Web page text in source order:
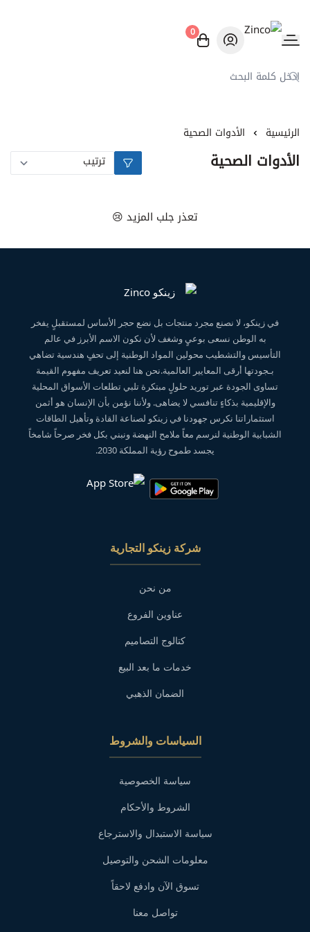
Zinco
0
الرئيسية الأدوات الصحية
الأدوات الصحية
تعذر جلب المزيد 😢
في زينكو، لا نصنع مجرد منتجات بل نضع حجر الأساس لمستقبلٍ يفخر
به الوطن نسعى بوعيٍ وشغف لأن نكون الاسم الأبرز في عالم
التأسيس والتشطيب محولين المواد الوطنية إلى تحفٍ هندسية تضاهي
بـجودتها أرقى المعايير العالمية.نحن هنا لنعيد تعريف مفهوم القيمة
تساوى الجودة عبر توريد حلولٍ مبتكرة تلبي تطلعات الأسواق المحلية
والإقليمية بذكاءٍ تنافسي لا يضاهى. ولأننا نؤمن بأن الإنسان هو أثمن
استثماراتنا نكرس جهودنا في زينكو لصناعة القادة وتأهيل الطاقات
الشبابية الوطنية لنرسم معاً ملامح النهضة ونبني بكل فخر صرحاً شامخاً
يجسد طموح رؤية المملكة 2030.
شركة زينكو التجارية
من نحن
عناوين الفروع
كتالوج التصاميم
خدمات ما بعد البيع
الضمان الذهبي
السياسات والشروط
سياسة الخصوصية
الشروط والأحكام
سياسة الاستبدال والاسترجاع
معلومات الشحن والتوصيل
تسوق الآن وادفع لاحقاً
تواصل معنا